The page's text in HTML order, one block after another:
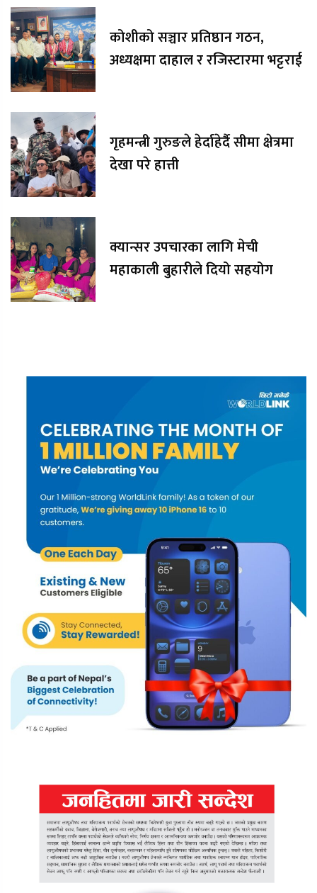
कोशीको सञ्चार प्रतिष्ठान गठन,
अध्यक्षमा दाहाल र रजिस्टारमा भट्टराई
गृहमन्त्री गुरुङले हेर्दाहेर्दै सीमा क्षेत्रमा
देखा परे हात्ती
क्यान्सर उपचारका लागि मेची
महाकाली बुहारीले दियो सहयोग